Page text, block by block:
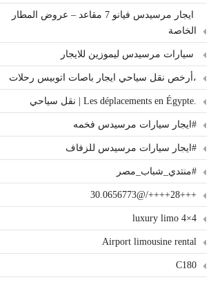
ايجار مرسيدس فيانو 7 مقاعد – عروض المطار
الخاصة
سيارات مرسيدس ليموزين للايجار
،أرخص نقل سياحي ايجار باصات اتوبيس رحلات
.Les déplacements en Égypte | نقل سياحي
#ايجار سيارات مرسيدس فخمه
#ايجار سيارات مرسيدس للزفاف
#منتدي_شباب_مصر
+++28++++/@30.0656773
4×4 luxury limo
Airport limousine rental
C180